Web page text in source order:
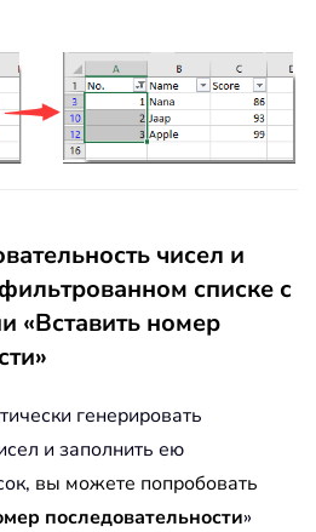
чисел и
списке с
номер
генерировать
и заполнить ею
вы можете попробовать
последовательности»